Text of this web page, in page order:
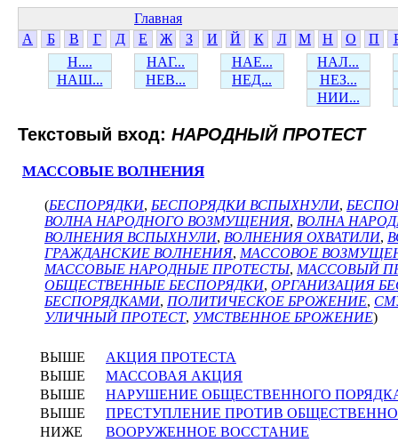
Главная
А
Б В Г Д Е Ж З И Й К Л М Н О П
Н....
НАГ... НАЕ...
НАЛ...
НАШ...
НЕВ... НЕД...
НЕЗ...
НИИ...
Текстовый вход: НАРОДНЫЙ ПРОТЕСТ
МАССОВЫЕ ВОЛНЕНИЯ
(БЕСПОРЯДКИ, БЕСПОРЯДКИ ВСПЫХНУЛИ,
ВОЛНА НАРОДНОГО ВОЗМУЩЕНИЯ, ВОЛНА
ВОЛНЕНИЯ ВСПЫХНУЛИ, ВОЛНЕНИЯ ОХВАТИЛИ,
ГРАЖДАНСКИЕ ВОЛНЕНИЯ, МАССОВОЕ
МАССОВЫЕ НАРОДНЫЕ ПРОТЕСТЫ, МАССОВЫЙ
ОБЩЕСТВЕННЫЕ БЕСПОРЯДКИ, ОРГАНИЗАЦИЯ
БЕСПОРЯДКАМИ, ПОЛИТИЧЕСКОЕ БРОЖЕНИЕ,
УЛИЧНЫЙ ПРОТЕСТ, УМСТВЕННОЕ БРОЖЕНИЕ)
ВЫШЕ
АКЦИЯ ПРОТЕСТА
ВЫШЕ
МАССОВАЯ АКЦИЯ
ВЫШЕ
НАРУШЕНИЕ ОБЩЕСТВЕННОГО
ВЫШЕ
ПРЕСТУПЛЕНИЕ ПРОТИВ
НИЖЕ
ВООРУЖЕННОЕ ВОССТАНИЕ